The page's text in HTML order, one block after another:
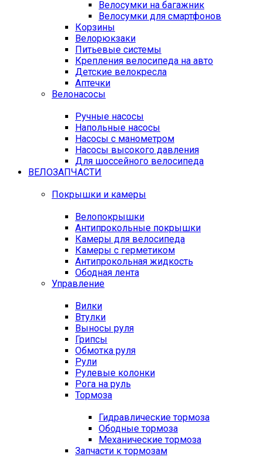
Велосумки на багажник
Велосумки для смартфонов
Корзины
Велорюкзаки
Питьевые системы
Крепления велосипеда на авто
Детские велокресла
Аптечки
Велонасосы
Ручные насосы
Напольные насосы
Насосы с манометром
Насосы высокого давления
Для шоссейного велосипеда
ВЕЛОЗАПЧАСТИ
Покрышки и камеры
Велопокрышки
Антипрокольные покрышки
Камеры для велосипеда
Камеры с герметиком
Антипрокольная жидкость
Ободная лента
Управление
Вилки
Втулки
Выносы руля
Грипсы
Обмотка руля
Рули
Рулевые колонки
Рога на руль
Тормоза
Гидравлические тормоза
Ободные тормоза
Механические тормоза
Запчасти к тормозам